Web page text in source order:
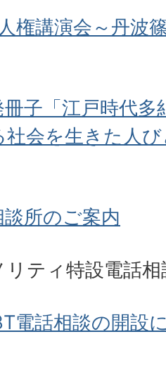
権講演会～丹波
子「江戸時代多
社会を生きた人
所のご案内
リティ特設電話
電話相談の開設